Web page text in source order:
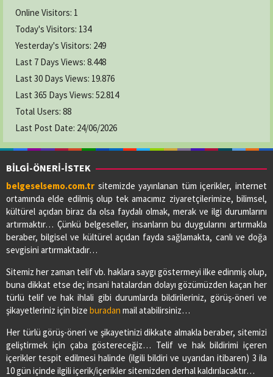
Online Visitors: 1
Today's Visitors: 134
Yesterday's Visitors: 249
Last 7 Days Views: 8.448
Last 30 Days Views: 19.876
Last 365 Days Views: 52.814
Total Users: 88
Last Post Date: 24/06/2026
BİLGİ-ÖNERİ-İSTEK
belgeselsemo.com.tr sitemizde yayınlanan tüm içerikler, internet
ortamında elde edilmiş olup tek amacımız ziyaretçilerimize, bilimsel,
kültürel açıdan biraz da olsa faydalı olmak, merak ve ilgi durumlarını
artırmaktır… Çünkü belgeseller, insanların bu duygularını artırmakla
beraber, bilgisel ve kültürel açıdan fayda sağlamakta, canlı ve doğa
sevgisini artırmaktadır…
Sitemiz her zaman telif vb. haklara saygı göstermeyi ilke edinmiş olup,
buna dikkat etse de; insani hatalardan dolayı gözümüzden kaçan her
türlü telif ve hak ihlali gibi durumlarda bildirileriniz, görüş-öneri ve
şikayetleriniz için bize buradan mail atabilirsiniz…
Her türlü görüş-öneri ve şikayetinizi dikkate almakla beraber, sitemizi
geliştirmek için çaba göstereceğiz… Telif ve hak bildirimi içeren
içerikler tespit edilmesi halinde (ilgili bildiri ve uyarıdan itibaren) 3 ila
10 gün içinde ilgili içerik/içerikler sitemizden derhal kaldırılacaktır…